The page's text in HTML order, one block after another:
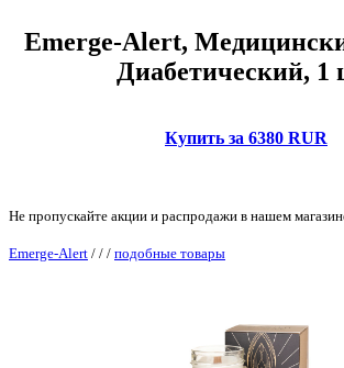
Emerge-Alert,
Диабетический, 1
Купить за 6380 RUR
Не пропускайте акции и распродажи в нашем
Emerge-Alert / / / подобные товары